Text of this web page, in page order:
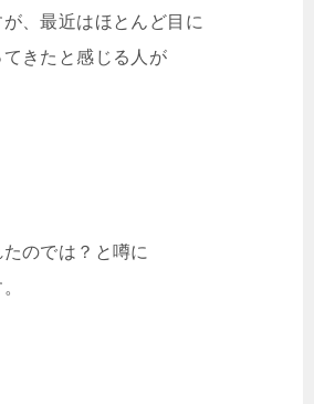
、最近はほとんど目に
きたと感じる人が
のでは？と噂に